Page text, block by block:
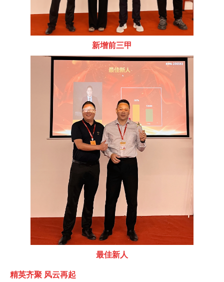
新增前三甲
最佳新人
精英齐聚 风云再起